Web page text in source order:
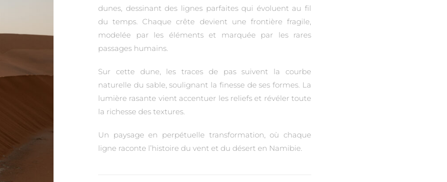
dunes, dessinant des lignes parfaites qui évoluent au fil
du temps. Chaque crête devient une frontière fragile,
modelée par les éléments et marquée par les rares
passages humains.
Sur cette dune, les traces de pas suivent la courbe
naturelle du sable, soulignant la finesse de ses formes. La
lumière rasante vient accentuer les reliefs et révéler toute
la richesse des textures.
Un paysage en perpétuelle transformation, où chaque
ligne raconte l’histoire du vent et du désert en Namibie.